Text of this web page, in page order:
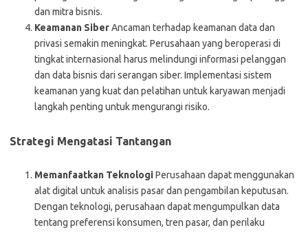
dan mitra bisnis.
Keamanan SiberAncaman terhadap keamanan data dan
privasi semakin meningkat. Perusahaan yang beroperasi di
tingkat internasional harus melindungi informasi pelanggan
dan data bisnis dari serangan siber. Implementasi sistem
keamanan yang kuat dan pelatihan untuk karyawan menjadi
langkah penting untuk mengurangi risiko.
Strategi Mengatasi Tantangan
Memanfaatkan TeknologiPerusahaan dapat menggunakan
alat digital untuk analisis pasar dan pengambilan keputusan.
Dengan teknologi, perusahaan dapat mengumpulkan data
tentang preferensi konsumen, tren pasar, dan perilaku